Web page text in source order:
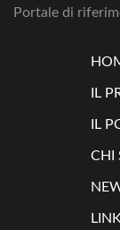
Portale di
IL
IL
CHI